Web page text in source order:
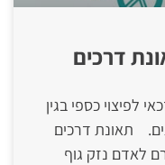
דרכים
לפיצוי כספי בגין
תאונת דרכים
לאדם נזק גוף